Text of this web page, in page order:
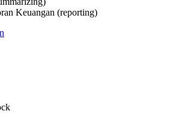
Keuangan (reporting)